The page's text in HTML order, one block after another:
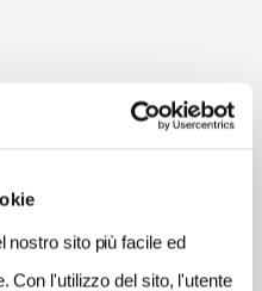
nostro sito più facile ed
Con l'utilizzo del sito, l'utente